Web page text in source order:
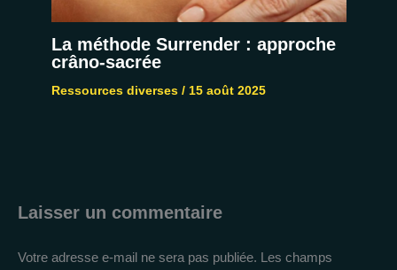
La méthode Surrender : approche
crâno-sacrée
Ressources diverses/ 15 août 2025
Laisser un commentaire
Votre adresse e-mail ne sera pas publiée. Les champs